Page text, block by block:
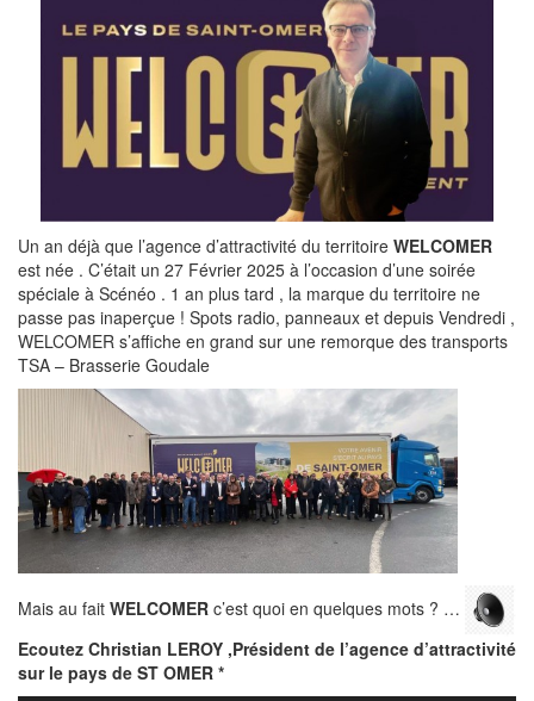
Un an déjà que l’agence d’attractivité du territoire WELCOMER
est née . C’était un 27 Février 2025 à l’occasion d’une soirée
spéciale à Scénéo . 1 an plus tard , la marque du territoire ne
passe pas inaperçue ! Spots radio, panneaux et depuis Vendredi ,
WELCOMER s’affiche en grand sur une remorque des transports
TSA – Brasserie Goudale
Mais au fait WELCOMER c’est quoi en quelques mots ? …
Ecoutez Christian LEROY ,Président de l’agence d’attractivité
sur le pays de ST OMER *